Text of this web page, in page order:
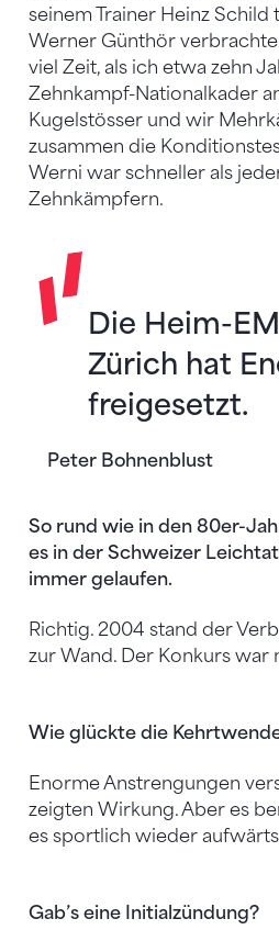
seinem Trainer Heinz Schild
Werner Günthör
viel Zeit, als ich etwa zehn
Zehnkampf-Nationalkader
Kugelstösser und wir
zusammen die
Werni war schneller als
Zehnkämpfern.
Peter Bohnenblust
Die Heim-
Zürich hat
freigesetzt.
So rund wie in den 80er-
es in der Schweizer
immer gelaufen.
Richtig. 2004 stand der
zur Wand. Der Konkurs war
Wie glückte die
Enorme Anstrengungen
zeigten Wirkung. Aber es
es sportlich wieder
Gab’s eine Initialzündung?